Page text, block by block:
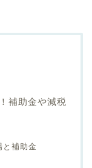
補助金や減税
補助金